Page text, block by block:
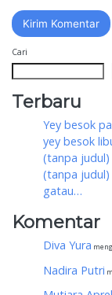
Cari
Terbaru
Yey besok
yey besok
(tanpa judul)
(tanpa judul)
gatau…
Komentar
Diva Yura
Nadira Putri